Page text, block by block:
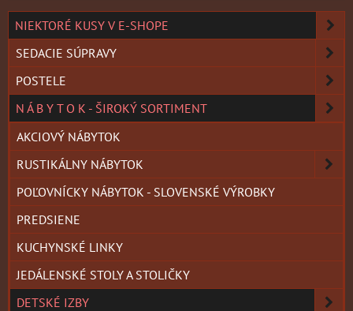
NIEKTORÉ KUSY V E-SHOPE
SEDACIE SÚPRAVY
POSTELE
N Á B Y T O K - ŠIROKÝ SORTIMENT
AKCIOVÝ NÁBYTOK
RUSTIKÁLNY NÁBYTOK
POĽOVNÍCKY NÁBYTOK - SLOVENSKÉ VÝROBKY
PREDSIENE
KUCHYNSKÉ LINKY
JEDÁLENSKÉ STOLY A STOLIČKY
DETSKÉ IZBY